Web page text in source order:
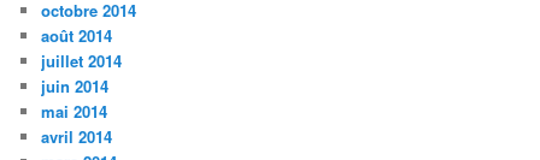
octobre 2014
août 2014
juillet 2014
juin 2014
mai 2014
avril 2014